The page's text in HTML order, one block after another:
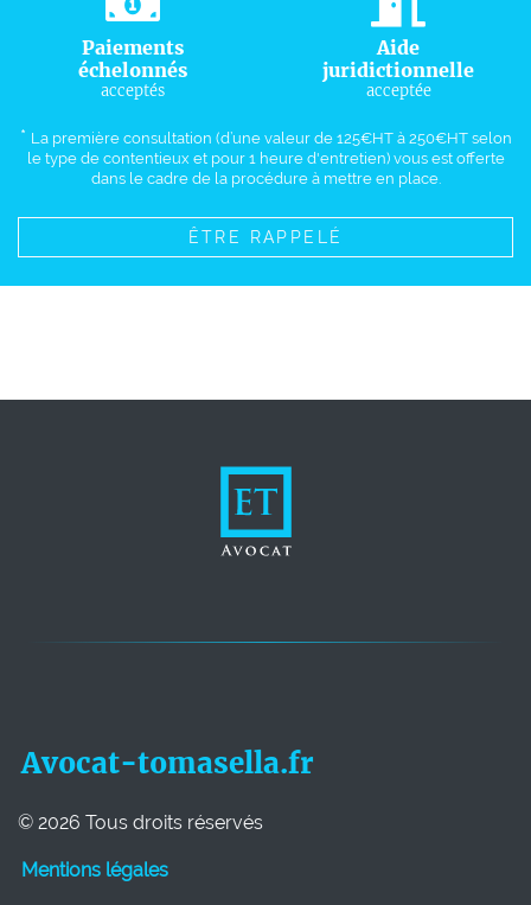
Paiements
échelonnés
acceptés
Aide
juridictionnelle
acceptée
* La première consultation (d’une valeur de 125€HT à 250€HT selon
le type de contentieux et pour 1 heure d'entretien) vous est offerte
dans le cadre de la procédure à mettre en place.
ÊTRE RAPPELÉ
Avocat-tomasella.fr
© 2026 Tous droits réservés
Mentions légales